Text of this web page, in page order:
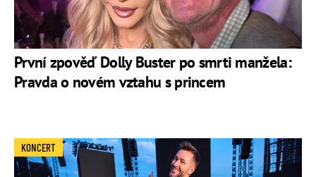
První zpověď Dolly Buster po smrti manžela:
Pravda o novém vztahu s princem
KONCERT